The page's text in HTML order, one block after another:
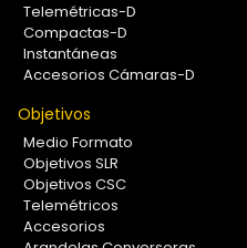
Telemétricas-D
Compactas-D
Instantáneas
Accesorios Cámaras-D
Objetivos
Medio Formato
Objetivos SLR
Objetivos CSC
Telemétricos
Accesorios